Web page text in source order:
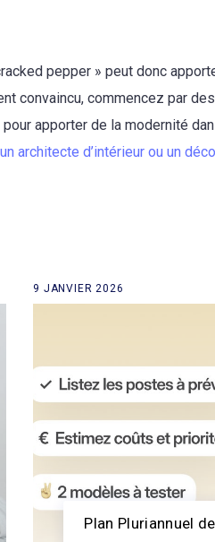
pepper » peut donc
convaincu, commencez par
apporter de la modernité
un architecte d’intérieur ou un
9 JANVIER 2026
Plan Pluriannuel